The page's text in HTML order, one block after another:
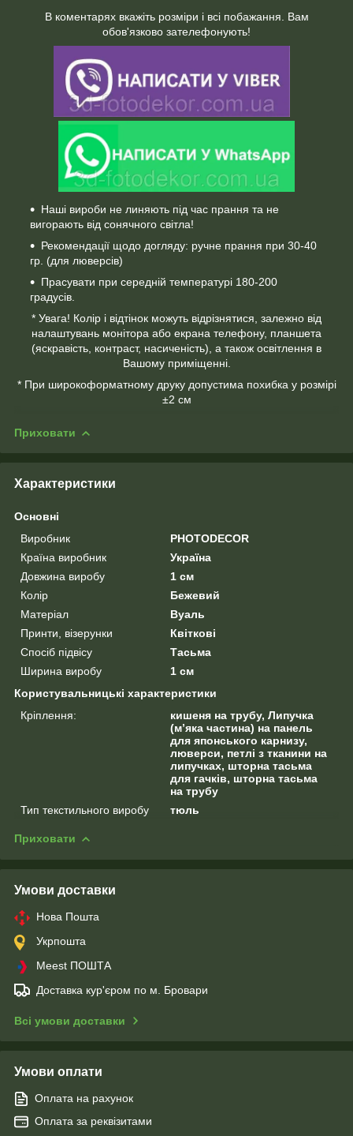
В коментарях вкажіть розміри і всі побажання. Вам
обов'язково зателефонують!
Наші вироби не линяють під час прання та не
вигорають від сонячного світла!
Рекомендації щодо догляду: ручне прання при 30-40
гр. (для люверсів)
Прасувати при середній температурі 180-200
градусів.
* Увага! Колір і відтінок можуть відрізнятися, залежно від
налаштувань монітора або екрана телефону, планшета
(яскравість, контраст, насиченість), а також освітлення в
Вашому приміщенні.
* При широкоформатному друку допустима похибка у розмірі
±2 см
Приховати
Характеристики
Основні
Виробник
PHOTODECOR
Країна виробник
Україна
Довжина виробу
1 см
Колір
Бежевий
Матеріал
Вуаль
Принти, візерунки
Квіткові
Спосіб підвісу
Тасьма
Ширина виробу
1 см
Користувальницькі характеристики
Кріплення:
кишеня на трубу, Липучка
(м’яка частина) на панель
для японського карнизу,
люверси, петлі з тканини на
липучках, шторна тасьма
для гачків, шторна тасьма
на трубу
Тип текстильного виробу
тюль
Приховати
Умови доставки
Нова Пошта
Укрпошта
Meest ПОШТА
Доставка кур'єром по м. Бровари
Всі умови доставки
Умови оплати
Оплата на рахунок
Оплата за реквізитами